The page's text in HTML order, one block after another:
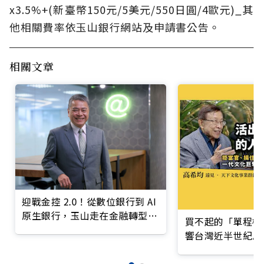
x3.5%+(新臺幣150元/5美元/550日圓/4歐元)_其
他相關費率依玉山銀行網站及申請書公告。
相關文章
迎戰金控 2.0！從數位銀行到 AI
原生銀行，玉山走在金融轉型最
買不起的「單程
響台灣近半世紀